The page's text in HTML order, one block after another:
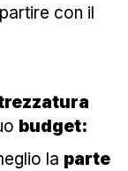
con il
budget:
la parte